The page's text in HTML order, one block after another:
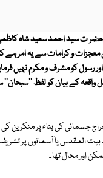
حضر ت سید احمد سعید شاہ
معجزات و کرامات سے یہ امر
کو مشرف و مکرم نہیں
واقعہ کے بیان کو لفظ
جسمانی کی بناء پر
المقدس یا آسمانوں پر تشریف
اور محال تھا۔